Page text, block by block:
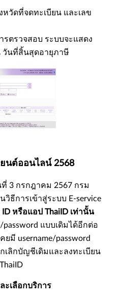
หวัดที่จดทะเบียน และเลข
รตรวจสอบ ระบบจะแสดง
วันที่สิ้นสุดอายุภาษี
นต์ออนไลน์ 2568
ที่ 3 กรกฎาคม 2567 กรม
วิธีการเข้าสู่ระบบ E-service
ID หรือแอป ThaiID เท่านั้น
แบบเดิมได้อีกต่อ
ยมี username/password
เลิกบัญชีเดิมและลงทะเบียน
ะเลือกบริการ